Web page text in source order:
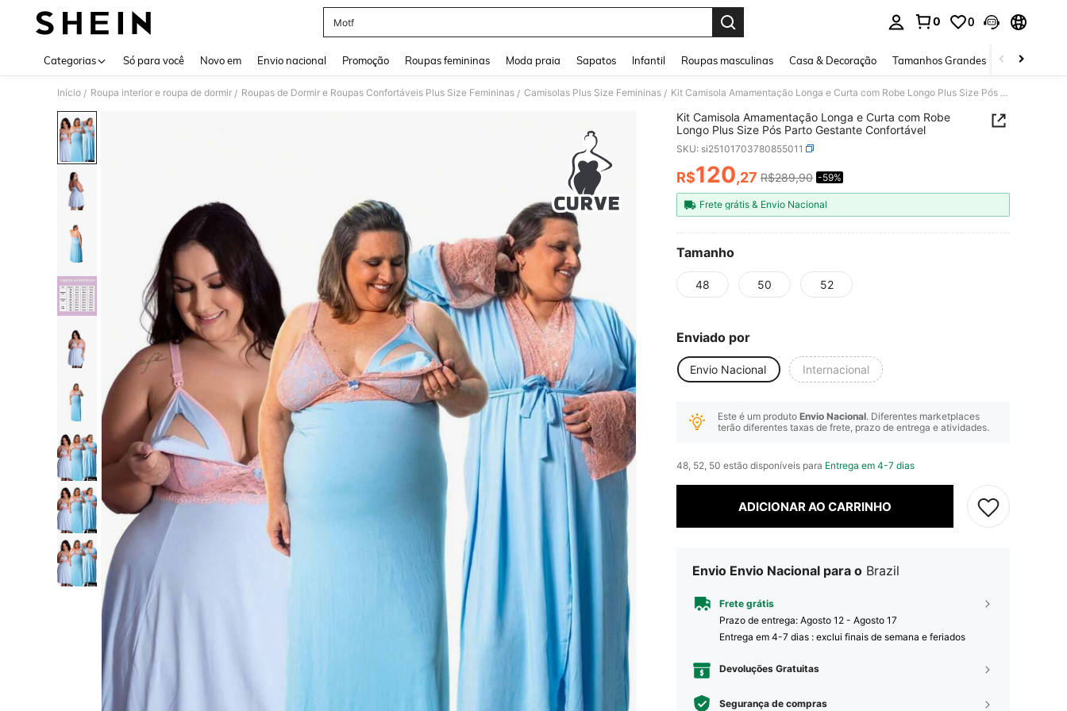
Motf
0 0
Categorias Só para você Novo em Envio nacional Promoção Roupas femininas Moda praia Sapatos Infantil Roupas masculinas Casa & Decoração Tamanhos Grandes Joias e
Início / Roupa interior e roupa de dormir / Roupas de Dormir e Roupas Confortáveis Plus Size Femininas / Camisolas Plus Size Femininas / Kit Camisola Amamentação Longa e Curta com Robe Longo Plus Size Pós Parto Gestante Confortável
Kit Camisola Amamentação Longa e Curta com Robe
Longo Plus Size Pós Parto Gestante Confortável
SKU: si25101703780855011
PRICE AND AVAILABILITY
R$120,27 R$289,90 -59%
Frete grátis & Envio Nacional
Tamanho
48 50 52
Enviado por
Envio Nacional Internacional
Este é um produto Envio Nacional. Diferentes marketplaces
terão diferentes taxas de frete, prazo de entrega e atividades.
48, 52, 50 estão disponíveis para Entrega em 4-7 dias
ADICIONAR AO CARRINHO
Envio Envio Nacional para o Brazil
Frete grátis
Prazo de entrega: Agosto 12 - Agosto 17
Entrega em 4-7 dias : exclui finais de semana e feriados
Devoluções Gratuitas
Segurança de compras